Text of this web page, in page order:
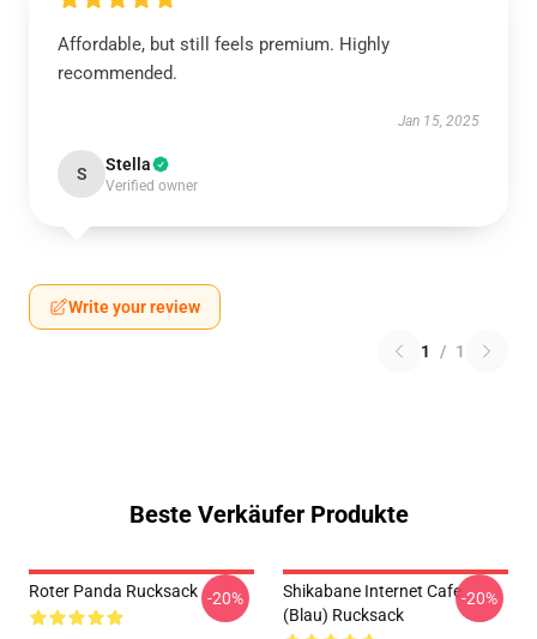
Affordable, but still feels premium. Highly
recommended.
Jan 15, 2025
S Stella
Verified owner
Write your review
1 / 1
Beste Verkäufer Produkte
Roter Panda Rucksack -20%
Shikabane Internet Cafe
(Blau) Rucksack
-20%